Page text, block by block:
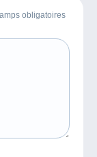
obligatoires